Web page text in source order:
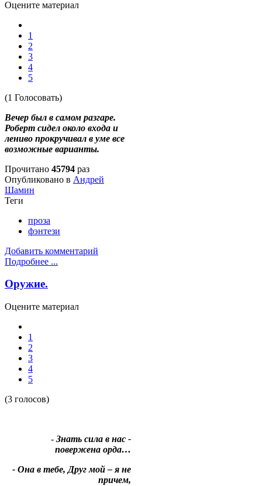
Оцените материал
1
2
3
4
5
(1 Голосовать)
Вечер был в самом разгаре.
Роберт сидел около входа и
лениво прокручивал в уме все
возможные варианты.
Прочитано 45794 раз
Опубликовано в Андрей
Шамин
Теги
проза
фэнтези
Добавить комментарий
Подробнее ...
Оружие.
Оцените материал
1
2
3
4
5
(3 голосов)
- Знать сила в нас -
повержена орда…
- Она в тебе, Друг мой – я не
причем,